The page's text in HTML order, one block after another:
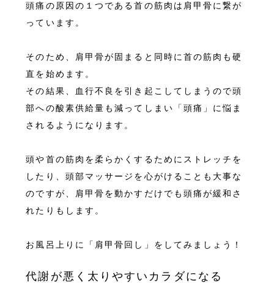
頭痛の原因の１つである首の筋肉は肩甲骨に繋が
っています。
そのため、肩甲骨が固まると同時に首の筋肉も硬
直を始めます。
その結果、血行不良を引き起こしてしまうので頭
部への酸素供給量も減ってしまい「頭痛」に悩ま
されるようになります。
頭や首の筋肉を柔らかくするためにストレッチを
したり、頭部マッサージを心がけることも大事な
のですが、肩甲骨を動かすだけでも頭痛が緩和さ
れたりもします。
お風呂上りに「肩甲骨回し」をしてみましょう！
代謝が悪く太りやすいカラダになる